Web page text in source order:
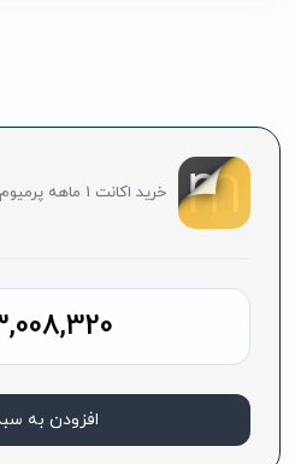
خرید اکانت 1 ماهه پرمیوم مورفولیو
افزودن به